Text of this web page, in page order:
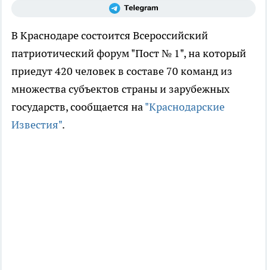
В Краснодаре состоится Всероссийский
патриотический форум "Пост № 1", на который
приедут 420 человек в составе 70 команд из
множества субъектов страны и зарубежных
государств, сообщается на"Краснодарские
Известия".